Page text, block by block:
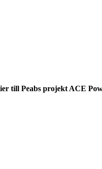
till Peabs projekt ACE